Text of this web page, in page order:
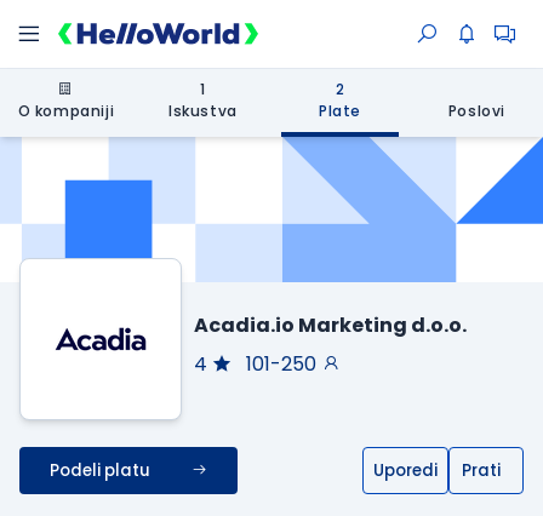
O kompaniji
1
Iskustva
2
Plate
Poslovi
Acadia.io Marketing d.o.o.
4
101-250
Podeli platu Uporedi Prati